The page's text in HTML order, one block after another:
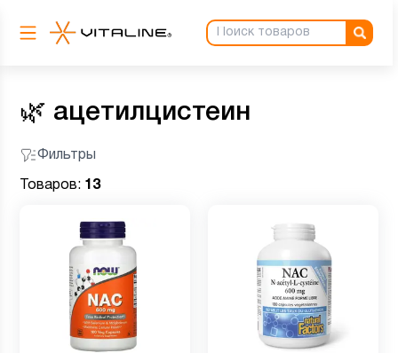
🌿 ацетилцистеин
Фильтры
Товаров: 13